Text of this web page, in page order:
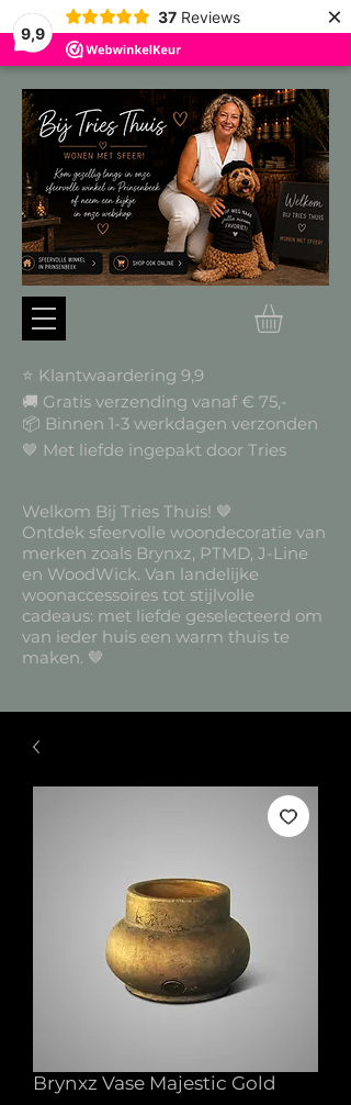
9,9
37 Reviews ×
⭐ Klantwaardering 9,9
🚚 Gratis verzending vanaf € 75,-
📦 Binnen 1-3 werkdagen verzonden
🤎 Met liefde ingepakt door Tries
Welkom Bij Tries Thuis! 🤎
Ontdek sfeervolle woondecoratie van
merken zoals Brynxz, PTMD, J-Line
en WoodWick. Van landelijke
woonaccessoires tot stijlvolle
cadeaus: met liefde geselecteerd om
van ieder huis een warm thuis te
maken. 🤎
Brynxz Vase Majestic Gold